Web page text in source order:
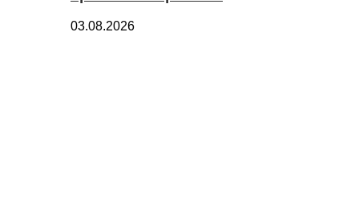
03.08.2026